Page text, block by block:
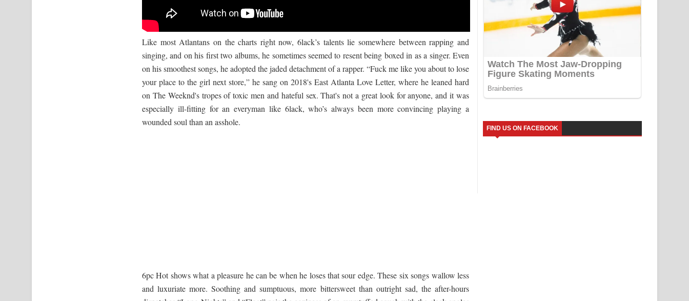
Like most Atlantans on the charts right now, 6lack’s talents lie somewhere between rapping and
singing, and on his first two albums, he sometimes seemed to resent being boxed in as a singer. Even
on his smoothest songs, he adopted the jaded detachment of a rapper. “Fuck me like you about to lose
your place to the girl next store,” he sang on 2018's East Atlanta Love Letter, where he leaned hard
on The Weeknd's tropes of toxic men and hateful sex. That's not a great look for anyone, and it was
especially ill-fitting for an everyman like 6lack, who’s always been more convincing playing a
wounded soul than an asshole.
6pc Hot shows what a pleasure he can be when he loses that sour edge. These six songs wallow less
and luxuriate more. Soothing and sumptuous, more bittersweet than outright sad, the after-hours
FIND US ON FACEBOOK